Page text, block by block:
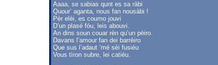
Aaaa, se sabias qunt es sa ràbi
Quour’ aganta, nous fan nousàbi !
Pèr elèi, es coumo jouvi
D’un plasé fóu, leis abouvi.
An dins soun couar rèn qu’un pèiro.
Davans l’amour fan dei barrèiro
Que sus l’adaut ‘mé sèi fusiéu
Vous tìron subre, lei catiéu.